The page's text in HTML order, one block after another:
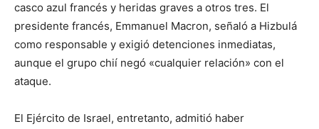
casco azul francés y heridas graves a otros tres. El
presidente francés, Emmanuel Macron, señaló a Hizbulá
como responsable y exigió detenciones inmediatas,
aunque el grupo chií negó «cualquier relación» con el
ataque.
El Ejército de Israel, entretanto, admitió haber